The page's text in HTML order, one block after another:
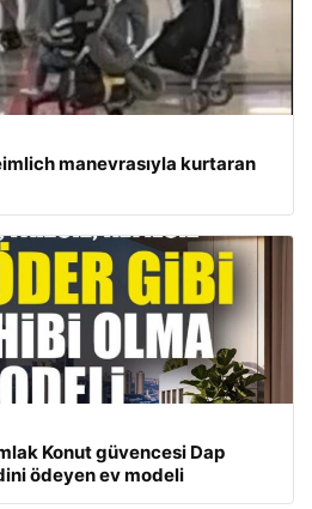
manevrasıyla kurtaran
Konut güvencesi Dap
ödeyen ev modeli